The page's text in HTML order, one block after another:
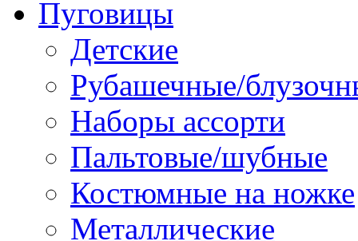
Пуговицы
Детские
Рубашечные/
Наборы ассорти
Пальтовые/шубные
Костюмные на ножке
Металлические